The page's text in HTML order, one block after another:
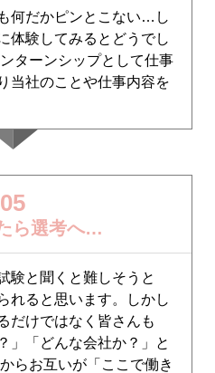
何だかピンとこない…し
体験してみるとどうでし
ターンシップとして仕事
当社のことや仕事内容を
05
ら選考へ…
験と聞くと難しそうと
れると思います。しかし
だけではなく皆さんも
」「どんな会社か？」と
らお互いが「ここで働き